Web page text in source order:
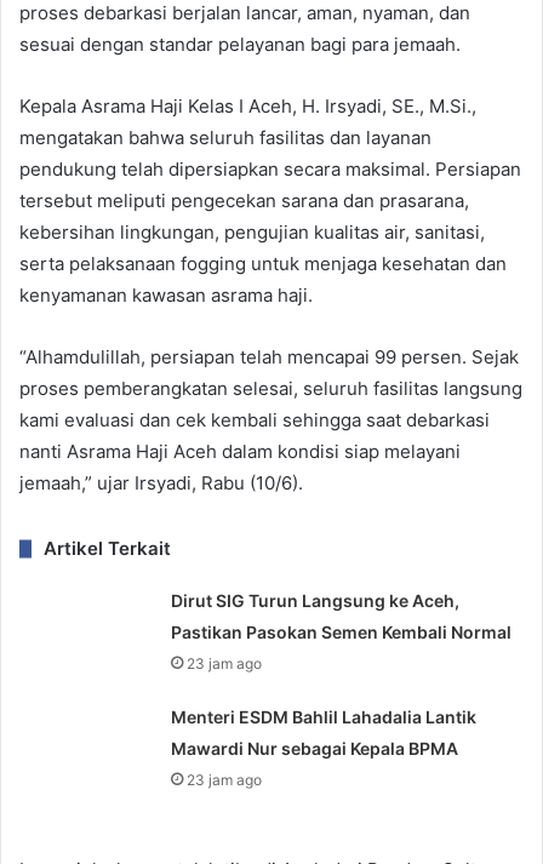
proses debarkasi berjalan lancar, aman, nyaman, dan
sesuai dengan standar pelayanan bagi para jemaah.
Kepala Asrama Haji Kelas I Aceh, H. Irsyadi, SE., M.Si.,
mengatakan bahwa seluruh fasilitas dan layanan
pendukung telah dipersiapkan secara maksimal. Persiapan
tersebut meliputi pengecekan sarana dan prasarana,
kebersihan lingkungan, pengujian kualitas air, sanitasi,
serta pelaksanaan fogging untuk menjaga kesehatan dan
kenyamanan kawasan asrama haji.
“Alhamdulillah, persiapan telah mencapai 99 persen. Sejak
proses pemberangkatan selesai, seluruh fasilitas langsung
kami evaluasi dan cek kembali sehingga saat debarkasi
nanti Asrama Haji Aceh dalam kondisi siap melayani
jemaah,” ujar Irsyadi, Rabu (10/6).
Artikel Terkait
Dirut SIG Turun Langsung ke Aceh,
Pastikan Pasokan Semen Kembali Normal
23 jam ago
Menteri ESDM Bahlil Lahadalia Lantik
Mawardi Nur sebagai Kepala BPMA
23 jam ago